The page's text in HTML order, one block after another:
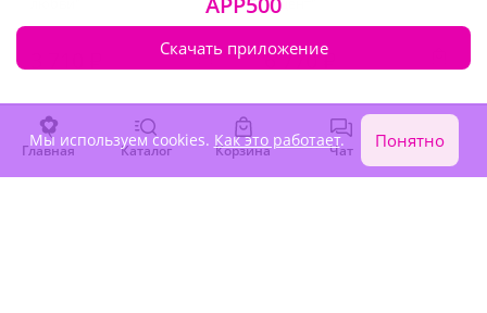
6 770 ₽
Главная Каталог Корзина Чат Войти
Скачать приложение
Мы используем cookies. Как это работает. Понятно